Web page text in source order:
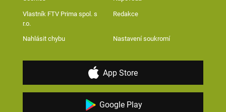
Vlastník FTV Prima spol. s
r.o.
Redakce
Nahlásit chybu Nastavení soukromí
App Store
Google Play